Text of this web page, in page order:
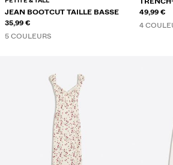
JEAN BOOTCUT TAILLE BASSE
35,99 €
5 COULEURS
49,99 €
4